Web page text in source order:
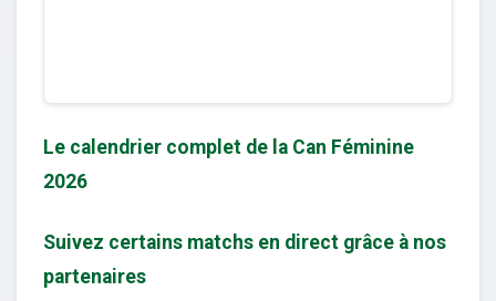
Le calendrier complet de la Can Féminine
2026
Suivez certains matchs en direct grâce à nos
partenaires